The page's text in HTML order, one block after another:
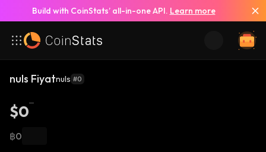
Build with CoinStats’ all-in-one API. Learn more
nuls Fiyatnuls #0
$0
฿0